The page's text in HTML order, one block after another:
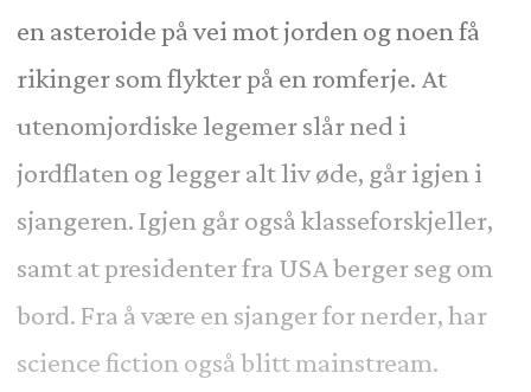
en asteroide på vei mot jorden og noen få
rikinger som flykter på en romferje. At
utenomjordiske legemer slår ned i
jordflaten og legger alt liv øde, går igjen i
sjangeren. Igjen går også klasseforskjeller,
samt at presidenter fra USA berger seg om
bord. Fra å være en sjanger for nerder, har
science fiction også blitt mainstream.